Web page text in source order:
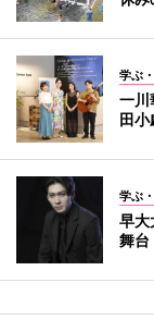
学ぶ
一川
田小
学ぶ
早大
舞台